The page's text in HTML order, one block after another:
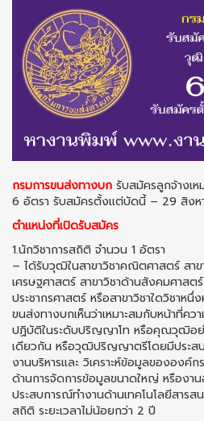
กรมการขนส่งทางบก รับสมัครลูกจ้างเ
6 อัตรา รับสมัครตั้งแต่บัดนี้ – 29 สิงห
ตำแหน่งที่เปิดรับสมัคร
1.นักวิชาการสถิติ จำนวน 1 อัตรา
– ได้รับวุฒิในสาขาวิชาคณิตศาสตร์ สาข
เศรษฐศาสตร์ สาขาวิชาด้านสังคมศาส
ประชากรศาสตร์ หรือสาขาวิชาใดวิชาหนึ่
ขนส่งทางบกเห็นว่าเหมาะสมกับหน้าที่ค
ปฏิบัติในระดับปริญญาโท หรือคุณวุฒิอย่
เดียวกัน หรือวุฒิปริญญาตรีโดยมีประส
งานบริหารและ วิเคราะห์ข้อมูลขององค์
ด้านการจัดการข้อมูลขนาดใหญ่ หรือง
ประสบการณ์ทํางานด้านเทคโนโลยีสารส
สถิติ ระยะเวลาไม่น้อยกว่า 2 ปี